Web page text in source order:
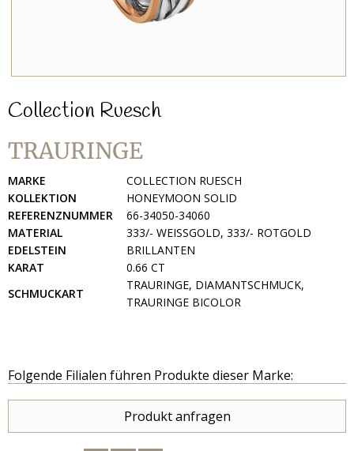
Collection Ruesch
TRAURINGE
MARKE
COLLECTION RUESCH
KOLLEKTION
HONEYMOON SOLID
REFERENZNUMMER
66-34050-34060
MATERIAL
333/- WEISSGOLD, 333/- ROTGOLD
EDELSTEIN
BRILLANTEN
KARAT
0.66 CT
SCHMUCKART
TRAURINGE, DIAMANTSCHMUCK,
TRAURINGE BICOLOR
Folgende Filialen führen Produkte dieser Marke:
Produkt anfragen